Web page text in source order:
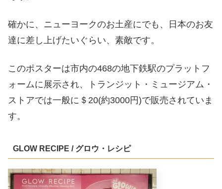
確かに、ニューヨークのお土産にでも、日本のお友
達に差し上げたいぐらい、素敵です。
このポスターは市内の468の地下鉄駅のプラットフ
ォームに展示され、トランジット・ミュージアム・
ストアでは一般に＄20(約3000円)で販売されていま
す。
GLOW RECIPE / グロウ・レシピ